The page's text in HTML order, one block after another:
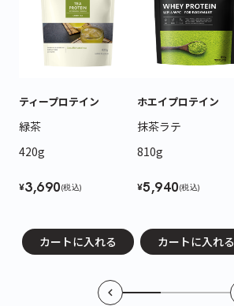
ティープロテイン
緑茶
420g
¥3,690(税込)
カートに入れる
ホエイプロテイン
抹茶ラテ
810g
¥5,940(税込)
カートに入れる